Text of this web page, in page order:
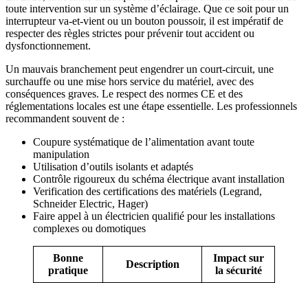
toute intervention sur un système d’éclairage. Que ce soit pour un
interrupteur va-et-vient ou un bouton poussoir, il est impératif de
respecter des règles strictes pour prévenir tout accident ou
dysfonctionnement.
Un mauvais branchement peut engendrer un court-circuit, une
surchauffe ou une mise hors service du matériel, avec des
conséquences graves. Le respect des normes CE et des
réglementations locales est une étape essentielle. Les professionnels
recommandent souvent de :
Coupure systématique de l’alimentation avant toute
manipulation
Utilisation d’outils isolants et adaptés
Contrôle rigoureux du schéma électrique avant installation
Verification des certifications des matériels (Legrand,
Schneider Electric, Hager)
Faire appel à un électricien qualifié pour les installations
complexes ou domotiques
Bonne
pratique
Description
Impact sur
la sécurité